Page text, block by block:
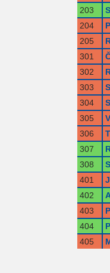
203
204
205
301
302
303
304
305
306
307
308
401
402
403
404
405